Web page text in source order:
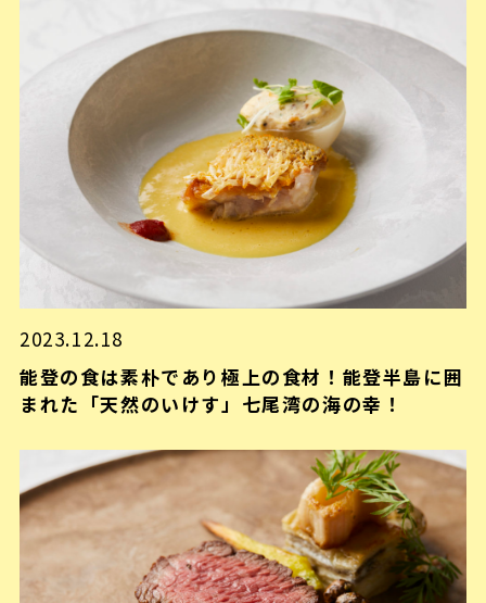
2023.12.18
能登の食は素朴であり極上の食材！能登半島に囲
まれた「天然のいけす」七尾湾の海の幸！